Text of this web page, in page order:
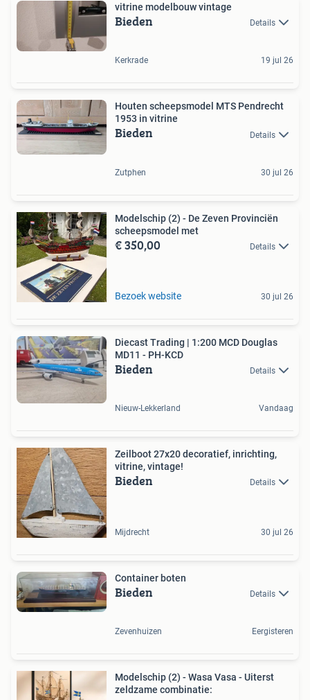
vitrine modelbouw vintage
Bieden Details
Kerkrade 19 jul 26
Houten scheepsmodel MTS Pendrecht
1953 in vitrine
Bieden Details
Zutphen 30 jul 26
Modelschip (2) - De Zeven Provinciën
scheepsmodel met
€ 350,00 Details
Bezoek website 30 jul 26
Diecast Trading | 1:200 MCD Douglas
MD11 - PH-KCD
Bieden Details
Nieuw-Lekkerland Vandaag
Zeilboot 27x20 decoratief, inrichting,
vitrine, vintage!
Bieden Details
Mijdrecht 30 jul 26
Container boten
Bieden Details
Zevenhuizen Eergisteren
Modelschip (2) - Wasa Vasa - Uiterst
zeldzame combinatie: